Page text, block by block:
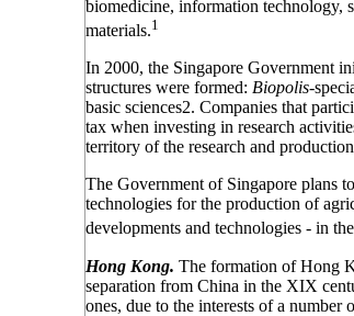
biomedicine, information technology,
materials.1
In 2000, the Singapore Government
structures were formed: Biopolis-
basic sciences2. Companies that
tax when investing in research
territory of the research and
The Government of Singapore plans
technologies for the production of
developments and technologies - in
Hong Kong. The formation of Hong
separation from China in the XIX
ones, due to the interests of a number